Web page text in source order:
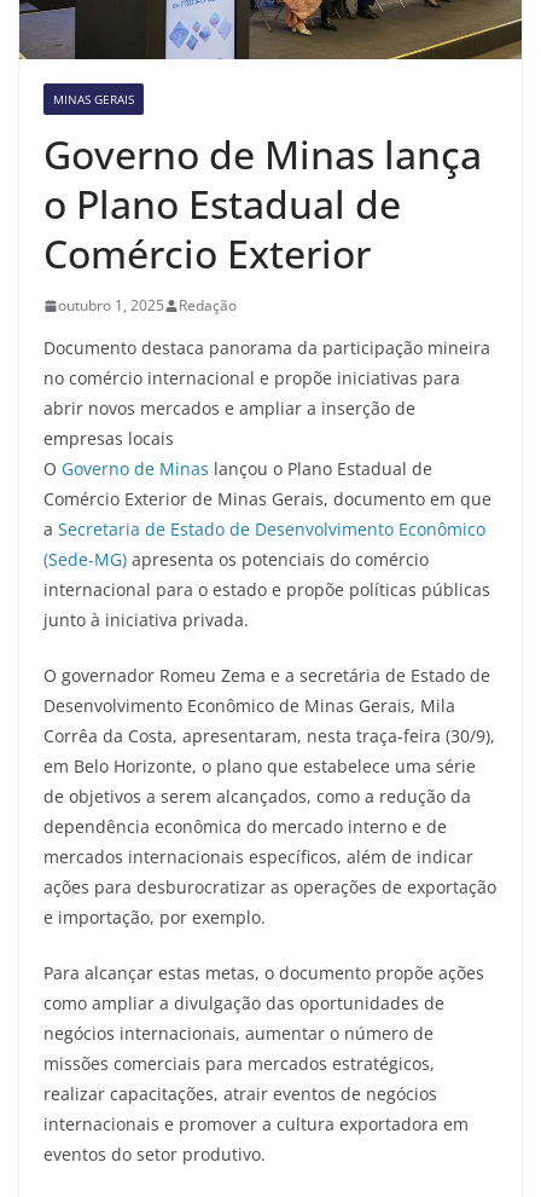
MINAS GERAIS
Governo de Minas lança
o Plano Estadual de
Comércio Exterior
outubro 1, 2025 Redação
Documento destaca panorama da participação mineira
no comércio internacional e propõe iniciativas para
abrir novos mercados e ampliar a inserção de
empresas locais
O Governo de Minas lançou o Plano Estadual de
Comércio Exterior de Minas Gerais, documento em que
a Secretaria de Estado de Desenvolvimento Econômico
(Sede-MG) apresenta os potenciais do comércio
internacional para o estado e propõe políticas públicas
junto à iniciativa privada.
O governador Romeu Zema e a secretária de Estado de
Desenvolvimento Econômico de Minas Gerais, Mila
Corrêa da Costa, apresentaram, nesta traça-feira (30/9),
em Belo Horizonte, o plano que estabelece uma série
de objetivos a serem alcançados, como a redução da
dependência econômica do mercado interno e de
mercados internacionais específicos, além de indicar
ações para desburocratizar as operações de exportação
e importação, por exemplo.
Para alcançar estas metas, o documento propõe ações
como ampliar a divulgação das oportunidades de
negócios internacionais, aumentar o número de
missões comerciais para mercados estratégicos,
realizar capacitações, atrair eventos de negócios
internacionais e promover a cultura exportadora em
eventos do setor produtivo.